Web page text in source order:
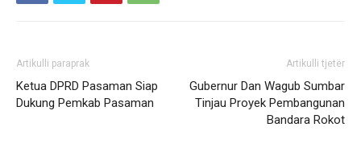
Artikulli paraprak
Ketua DPRD Pasaman Siap
Dukung Pemkab Pasaman
Artikulli tjetër
Gubernur Dan Wagub Sumbar
Tinjau Proyek Pembangunan
Bandara Rokot